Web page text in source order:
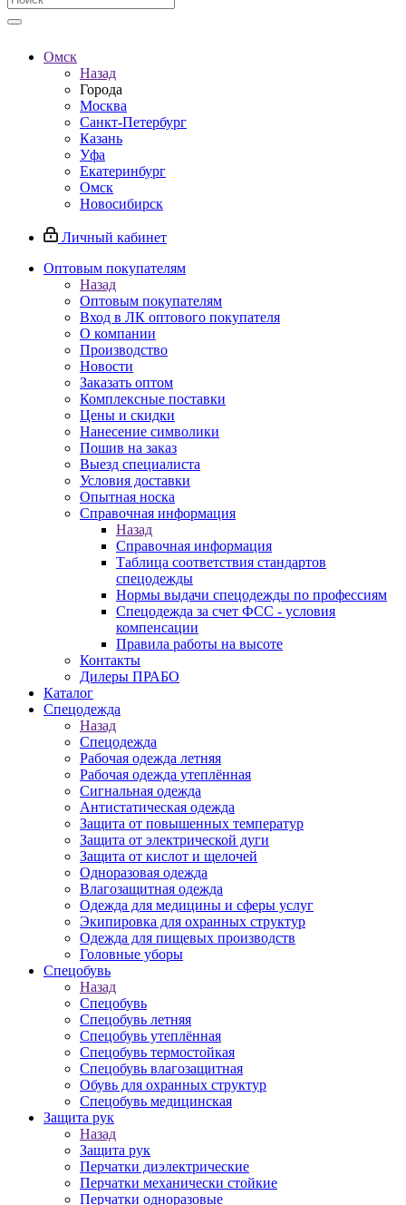
Омск
Назад
Города
Москва
Санкт-Петербург
Казань
Уфа
Екатеринбург
Омск
Новосибирск
Личный кабинет
Оптовым покупателям
Назад
Оптовым покупателям
Вход в ЛК оптового покупателя
О компании
Производство
Новости
Заказать оптом
Комплексные поставки
Цены и скидки
Нанесение символики
Пошив на заказ
Выезд специалиста
Условия доставки
Опытная носка
Справочная информация
Назад
Справочная информация
Таблица соответствия стандартов
спецодежды
Нормы выдачи спецодежды по профессиям
Спецодежда за счет ФСС - условия
компенсации
Правила работы на высоте
Контакты
Дилеры ПРАБО
Каталог
Спецодежда
Назад
Спецодежда
Рабочая одежда летняя
Рабочая одежда утеплённая
Сигнальная одежда
Антистатическая одежда
Защита от повышенных температур
Защита от электрической дуги
Защита от кислот и щелочей
Одноразовая одежда
Влагозащитная одежда
Одежда для медицины и сферы услуг
Экипировка для охранных структур
Одежда для пищевых производств
Головные уборы
Спецобувь
Назад
Спецобувь
Спецобувь летняя
Спецобувь утеплённая
Спецобувь термостойкая
Спецобувь влагозащитная
Обувь для охранных структур
Спецобувь медицинская
Защита рук
Назад
Защита рук
Перчатки диэлектрические
Перчатки механически стойкие
Перчатки одноразовые